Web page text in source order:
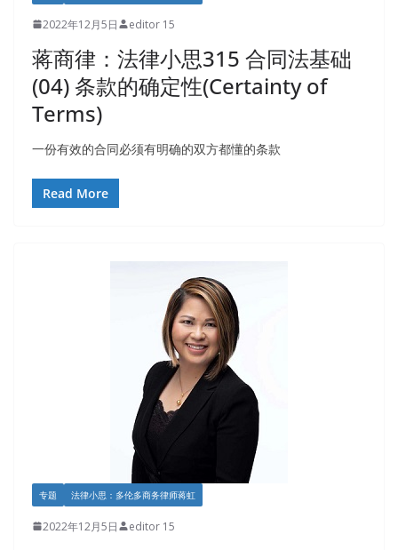
2022年12月5日 editor 15
蒋商律：法律小思315 合同法基础
(04) 条款的确定性(Certainty of
Terms)
一份有效的合同必须有明确的双方都懂的条款
Read More
专题 法律小思：多伦多商务律师蒋虹
2022年12月5日 editor 15